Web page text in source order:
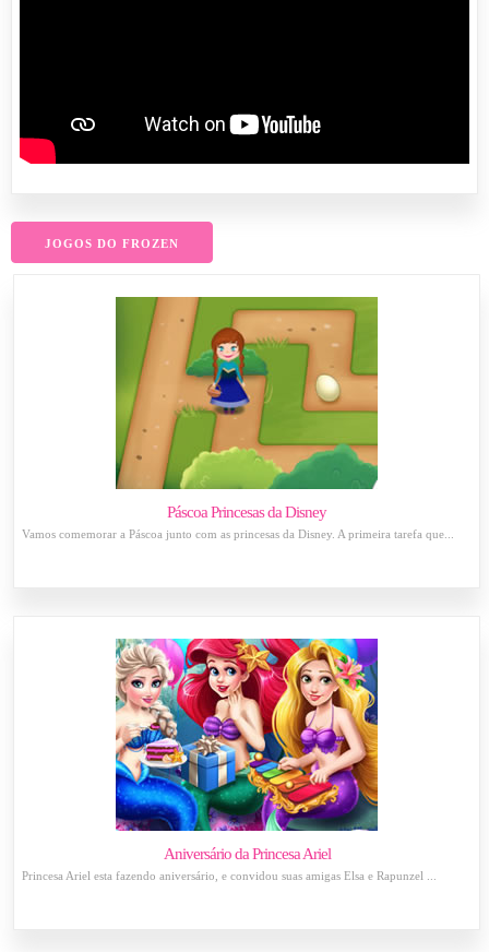
JOGOS DO FROZEN
Páscoa Princesas da Disney
Vamos comemorar a Páscoa junto com as princesas da Disney. A primeira tarefa que...
Aniversário da Princesa Ariel
Princesa Ariel esta fazendo aniversário, e convidou suas amigas Elsa e Rapunzel ...